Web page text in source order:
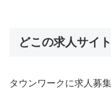
どこの求人サイ
タウンワークに求人募